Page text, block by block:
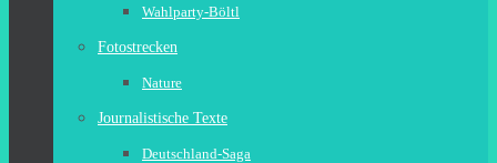
Wahlparty-Böltl
Fotostrecken
Nature
Journalistische Texte
Deutschland-Saga